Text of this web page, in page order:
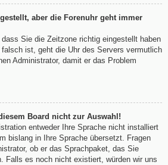
aber die Forenuhr geht immer
Sie die Zeitzone richtig eingestellt haben
ist, geht die Uhr des Servers vermutlich
Administrator, damit er das Problem
Board nicht zur Auswahl!
entweder Ihre Sprache nicht installiert
bislang in Ihre Sprache übersetzt. Fragen
ob er das Sprachpaket, das Sie
Falls es noch nicht existiert, würden wir uns